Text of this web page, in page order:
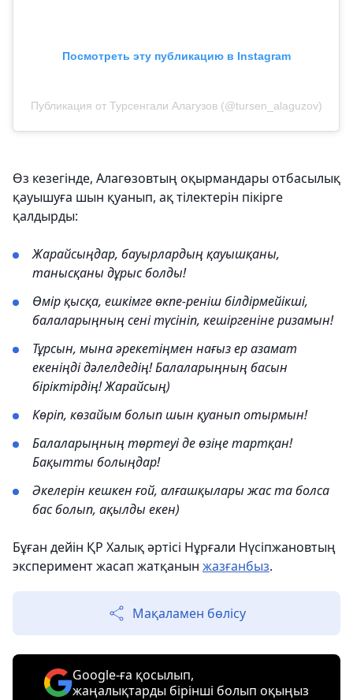
Посмотреть эту публикацию в Instagram
Публикация от Турсенгали Алагузов (@tursen_alaguzov)
Өз кезегінде, Алагөзовтың оқырмандары отбасылық
қауышуға шын қуанып, ақ тілектерін пікірге
қалдырды:
Жарайсыңдар, бауырлардың қауышқаны,
танысқаны дұрыс болды!
Өмір қысқа, ешкімге өкпе-реніш білдірмейікші,
балаларыңның сені түсініп, кешіргеніне ризамын!
Тұрсын, мына әрекетіңмен нағыз ер азамат
екеніңді дәлелдедің! Балаларыңның басын
біріктірдің! Жарайсың)
Көріп, көзайым болып шын қуанып отырмын!
Балаларыңның төртеуі де өзіңе тартқан!
Бақытты болыңдар!
Әкелерін кешкен ғой, алғашқылары жас та болса
бас болып, ақылды екен)
Бұған дейін ҚР Халық әртісі Нұрғали Нүсіпжановтың
эксперимент жасап жатқанын жазғанбыз.
Мақаламен бөлісу
Google-ға қосылып,
жаңалықтарды бірінші болып оқыңыз